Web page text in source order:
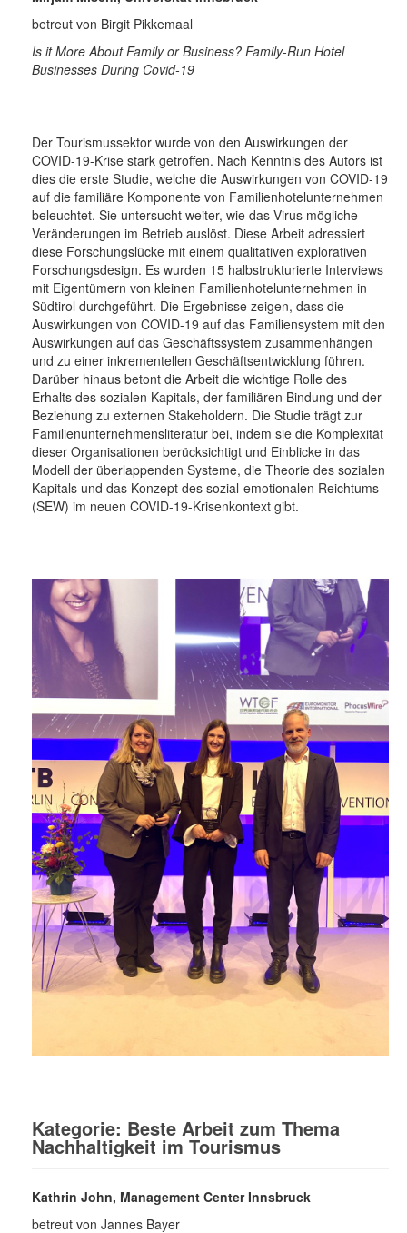
betreut von Birgit Pikkemaal
Is it More About Family or Business? Family-Run Hotel
Businesses During Covid-19
Der Tourismussektor wurde von den Auswirkungen der
COVID-19-Krise stark getroffen. Nach Kenntnis des Autors ist
dies die erste Studie, welche die Auswirkungen von COVID-19
auf die familiäre Komponente von Familienhotelunternehmen
beleuchtet. Sie untersucht weiter, wie das Virus mögliche
Veränderungen im Betrieb auslöst. Diese Arbeit adressiert
diese Forschungslücke mit einem qualitativen explorativen
Forschungsdesign. Es wurden 15 halbstrukturierte Interviews
mit Eigentümern von kleinen Familienhotelunternehmen in
Südtirol durchgeführt. Die Ergebnisse zeigen, dass die
Auswirkungen von COVID-19 auf das Familiensystem mit den
Auswirkungen auf das Geschäftssystem zusammenhängen
und zu einer inkrementellen Geschäftsentwicklung führen.
Darüber hinaus betont die Arbeit die wichtige Rolle des
Erhalts des sozialen Kapitals, der familiären Bindung und der
Beziehung zu externen Stakeholdern. Die Studie trägt zur
Familienunternehmensliteratur bei, indem sie die Komplexität
dieser Organisationen berücksichtigt und Einblicke in das
Modell der überlappenden Systeme, die Theorie des sozialen
Kapitals und das Konzept des sozial-emotionalen Reichtums
(SEW) im neuen COVID-19-Krisenkontext gibt.
Kategorie: Beste Arbeit zum Thema
Nachhaltigkeit im Tourismus
Kathrin John, Management Center Innsbruck
betreut von Jannes Bayer